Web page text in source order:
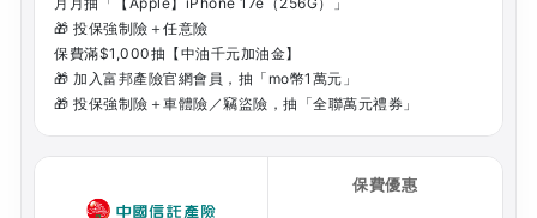
🎁 投保強制險＋任意險
保費滿$1,000抽【中油千元加油金】
🎁 加入富邦產險官網會員，抽「mo幣1萬元」
🎁 投保強制險＋車體險／竊盜險，抽「全聯萬元禮券」